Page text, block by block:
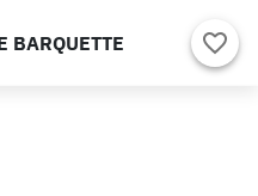
BARQUETTE